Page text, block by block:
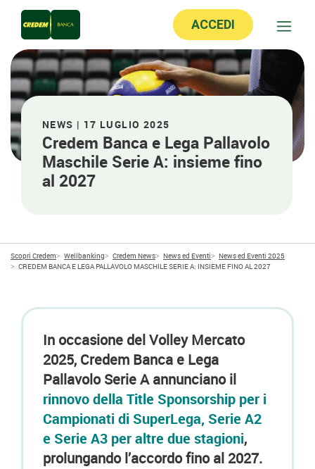
ACCEDI
NEWS | 17 LUGLIO 2025
Credem Banca e Lega Pallavolo
Maschile Serie A: insieme fino
al 2027
Scopri Credem Wellbanking Credem News News ed Eventi
News ed Eventi 2025
CREDEM BANCA E LEGA PALLAVOLO MASCHILE SERIE A: INSIEME FINO AL 2027
In occasione del Volley Mercato
2025, Credem Banca e Lega
Pallavolo Serie A annunciano il
rinnovo della Title Sponsorship per i
Campionati di SuperLega, Serie A2
e Serie A3 per altre due stagioni,
prolungando l’accordo fino al 2027.